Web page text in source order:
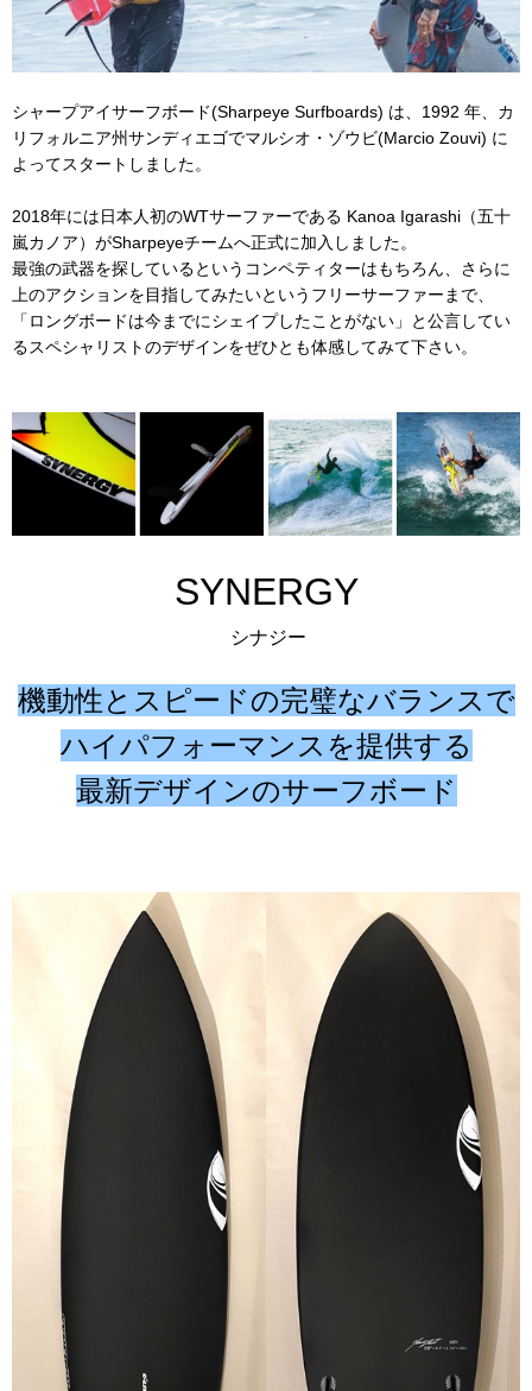
シャープアイサーフボード(Sharpeye Surfboards) は、1992 年、カ
リフォルニア州サンディエゴでマルシオ・ゾウビ(Marcio Zouvi) に
よってスタートしました。
2018年には日本人初のWTサーファーである Kanoa Igarashi（五十
嵐カノア）がSharpeyeチームへ正式に加入しました。
最強の武器を探しているというコンペティターはもちろん、さらに
上のアクションを目指してみたいというフリーサーファーまで、
「ロングボードは今までにシェイプしたことがない」と公言してい
るスペシャリストのデザインをぜひとも体感してみて下さい。
SYNERGY
シナジー
機動性とスピードの完璧なバランスで
ハイパフォーマンスを提供する
最新デザインのサーフボード